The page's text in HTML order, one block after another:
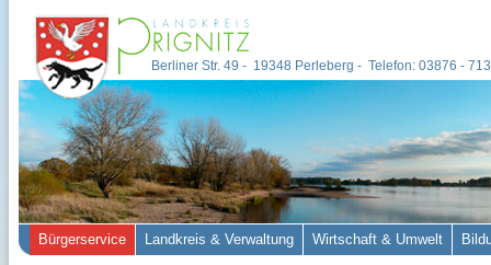
Berliner Str. 49 - 19348 Perleberg - Telefon: 03876 -
Bürgerservice Landkreis & Verwaltung Wirtschaft & Umwelt